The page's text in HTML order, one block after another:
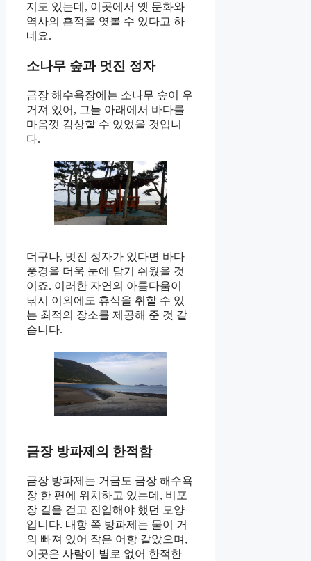
지도 있는데, 이곳에서 옛 문화와
역사의 흔적을 엿볼 수 있다고 하
네요.
소나무 숲과 멋진 정자
금장 해수욕장에는 소나무 숲이 우
거져 있어, 그늘 아래에서 바다를
마음껏 감상할 수 있었을 것입니
다.
더구나, 멋진 정자가 있다면 바다
풍경을 더욱 눈에 담기 쉬웠을 것
이죠. 이러한 자연의 아름다움이
낚시 이외에도 휴식을 취할 수 있
는 최적의 장소를 제공해 준 것 같
습니다.
금장 방파제의 한적함
금장 방파제는 거금도 금장 해수욕
장 한 편에 위치하고 있는데, 비포
장 길을 걷고 진입해야 했던 모양
입니다. 내항 쪽 방파제는 물이 거
의 빠져 있어 작은 어항 같았으며,
이곳은 사람이 별로 없어 한적한